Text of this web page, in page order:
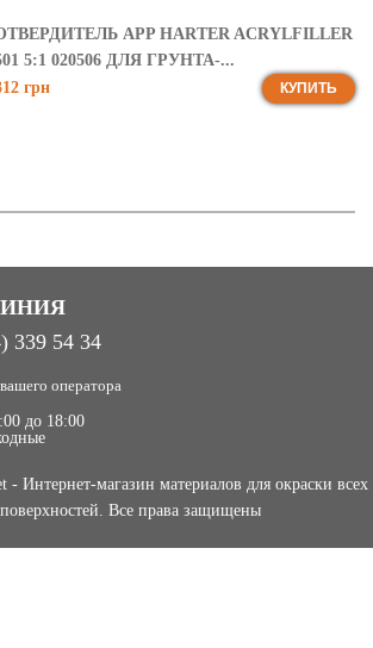
APP HARTER ACRYLFILLER
5:1 020506 ДЛЯ ГРУНТА-...
грн
КУПИТЬ
339 54 34
оператора
до 18:00
- Интернет-магазин материалов для окраски всех
Все права защищены